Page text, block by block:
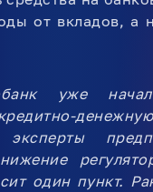
от вкладов, а
уже начал
эксперты
один пункт.